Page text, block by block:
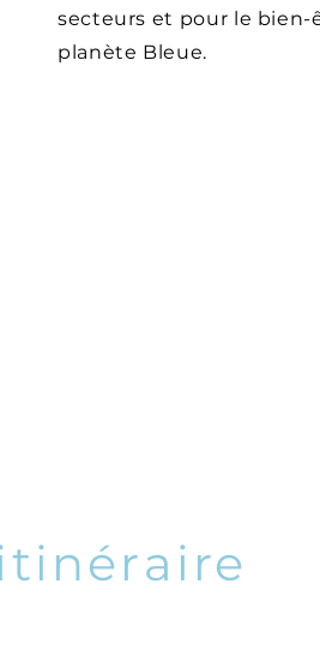
secteurs et pour le bien-
planète Bleue.